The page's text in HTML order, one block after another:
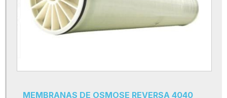
Refil carbon block
Refil cartucho carvão ativado
MEMBRANAS DE OSMOSE REVERSA 4040